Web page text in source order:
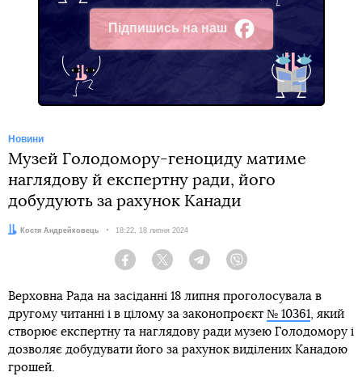
Підпишись на наш
Facebook
Новини
Музей Голодомору-геноциду матиме
наглядову й експертну ради, його
добудують за рахунок Канади
Автор:Костя Андрейковець Дата:
18:22, 18 липня 2024
Facebook Twitter Telegram
Верховна Рада на засіданні 18 липня проголосувала в
другому читанні і в цілому за законопроєкт № 10361
, який
створює експертну та наглядову ради музею Голодомору і
дозволяє добудувати його за рахунок виділених Канадою
грошей.